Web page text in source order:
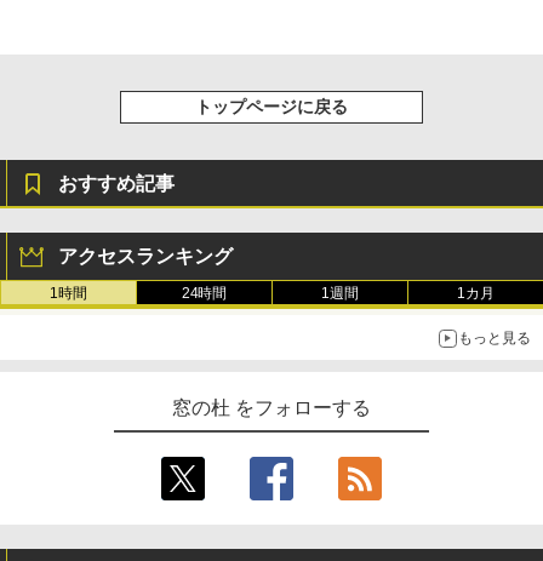
トップページに戻る
おすすめ記事
アクセスランキング
1時間 24時間 1週間 1カ月
もっと見る
窓の杜 をフォローする